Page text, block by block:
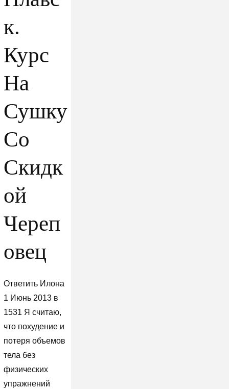
к.
Курс
На
Сушку
Со
Скидк
ой
Череп
овец
Ответить Илона
1 Июнь 2013 в
1531 Я считаю,
что похудение и
потеря объемов
тела без
физических
упражнений